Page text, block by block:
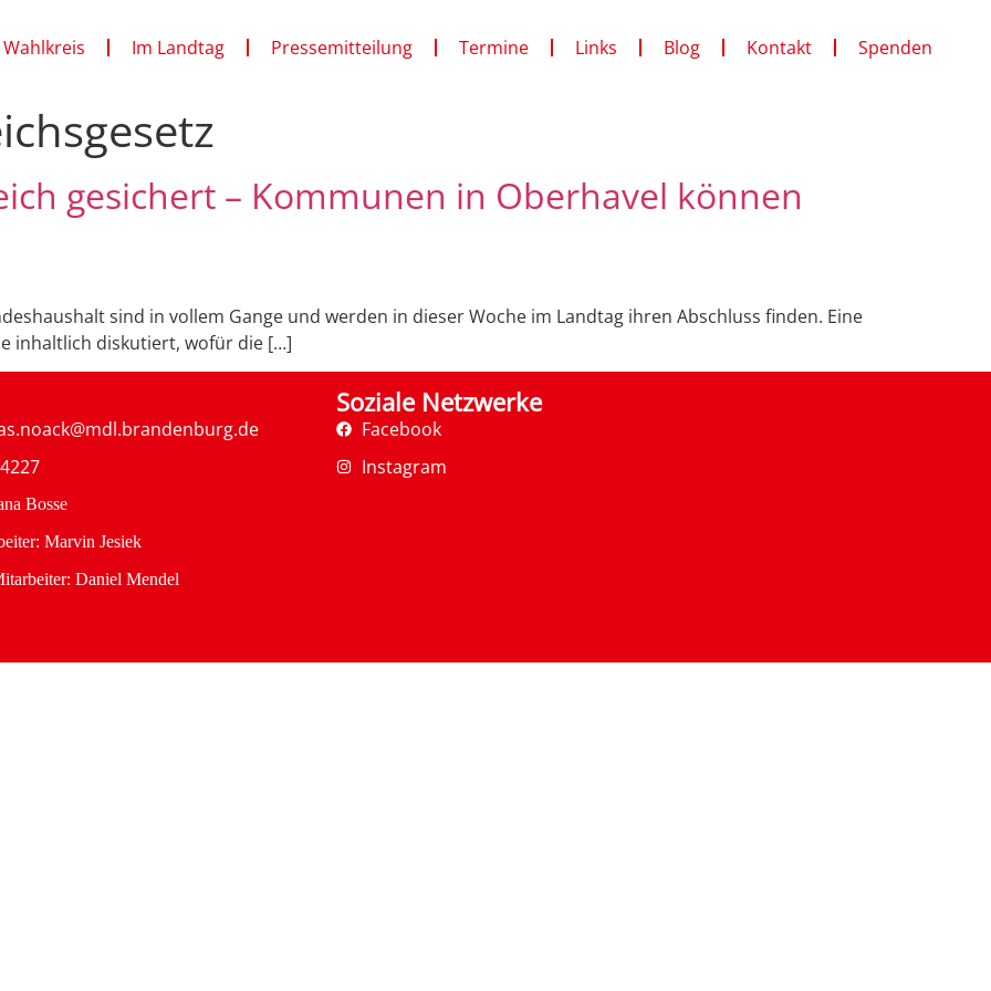
Im Landtag Pressemitteilung Termine Links Blog Kontakt Spenden
gesichert – Kommunen in Oberhavel können
sind in vollem Gange und werden in dieser Woche im Landtag ihren Abschluss finden. Eine
inhaltlich diskutiert, wofür die […]
Bosse
Marvin Jesiek
Daniel Mendel
Soziale Netzwerke
Facebook
Instagram